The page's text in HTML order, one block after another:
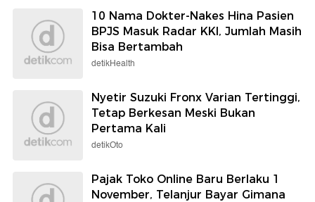
10 Nama Dokter-Nakes Hina Pasien
BPJS Masuk Radar KKI, Jumlah Masih
Bisa Bertambah
detikHealth
Nyetir Suzuki Fronx Varian Tertinggi,
Tetap Berkesan Meski Bukan
Pertama Kali
detikOto
Pajak Toko Online Baru Berlaku 1
November, Telanjur Bayar Gimana